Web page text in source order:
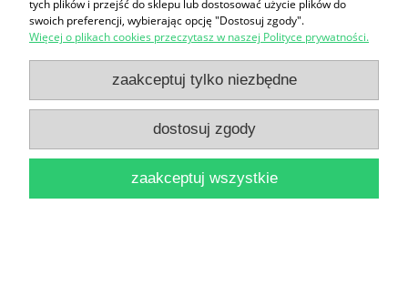
28,90 zł
do koszyka
tych plików i przejść do sklepu lub dostosować użycie plików do
swoich preferencji, wybierając opcję "Dostosuj zgody".
Więcej o plikach cookies przeczytasz w naszej Polityce prywatności.
zaakceptuj tylko niezbędne
dostosuj zgody
zaakceptuj wszystkie